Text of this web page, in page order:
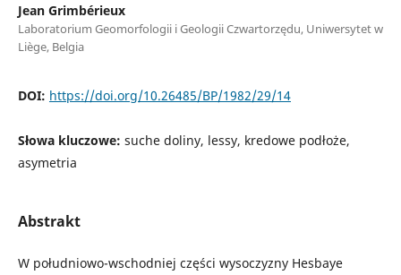
Jean Grimbérieux
Laboratorium Geomorfologii i Geologii Czwartorzędu, Uniwersytet w
Liège, Belgia
DOI: https://doi.org/10.26485/BP/1982/29/14
Słowa kluczowe: suche doliny, lessy, kredowe podłoże,
asymetria
Abstrakt
W południowo-wschodniej części wysoczyzny Hesbaye